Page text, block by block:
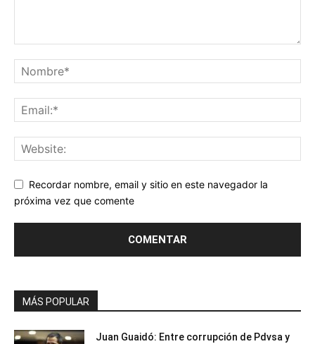
Recordar nombre, email y sitio en este navegador la
próxima vez que comente
MÁS POPULAR
Juan Guaidó: Entre corrupción de Pdvsa y